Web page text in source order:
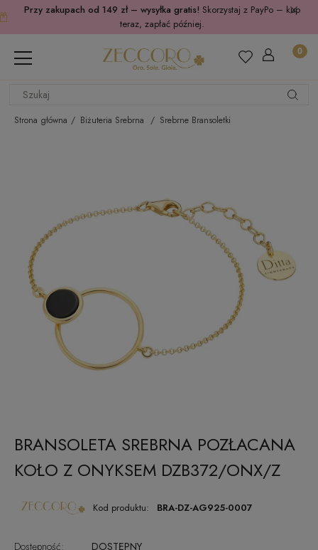
Przy zakupach od 149 zł – wysyłka gratis! Skorzystaj z PayPo – kup
teraz, zapłać później.
Strona główna Biżuteria Srebrna Srebrne Bransoletki
BRANSOLETA SREBRNA POZŁACANA
KOŁO Z ONYKSEM DZB372/ONX/Z
Kod produktu: BRA-DZ-AG925-0007
Dostępność:
DOSTĘPNY